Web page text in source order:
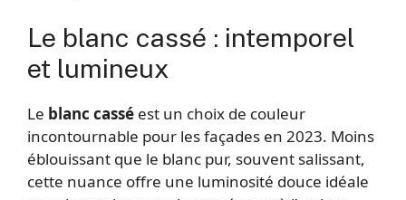
Le blanc cassé : intemporel
et lumineux
Le blanc cassé est un choix de couleur
incontournable pour les façades en 2023. Moins
éblouissant que le blanc pur, souvent salissant,
cette nuance offre une luminosité douce idéale